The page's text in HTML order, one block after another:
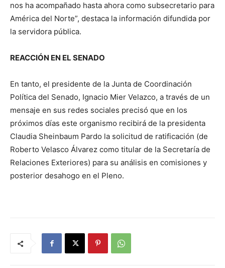
nos ha acompañado hasta ahora como subsecretario para
América del Norte”, destaca la información difundida por
la servidora pública.
REACCIÓN EN EL SENADO
En tanto, el presidente de la Junta de Coordinación
Política del Senado, Ignacio Mier Velazco, a través de un
mensaje en sus redes sociales precisó que en los
próximos días este organismo recibirá de la presidenta
Claudia Sheinbaum Pardo la solicitud de ratificación (de
Roberto Velasco Álvarez como titular de la Secretaría de
Relaciones Exteriores) para su análisis en comisiones y
posterior desahogo en el Pleno.